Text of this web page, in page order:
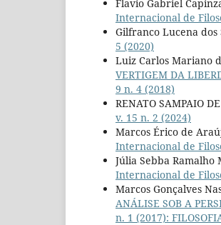
Flavio Gabriel
Internacional de
Gilfranco Lucena dos
5 (2020)
Luiz Carlos Mariano
VERTIGEM DA
9 n. 4 (2018)
RENATO SAMPAIO
v. 15 n. 2 (2024)
Marcos Érico de
Internacional de
Júlia Sebba Ramalho
Internacional de
Marcos Gonçalves
ANÁLISE SOB A
n. 1 (2017):